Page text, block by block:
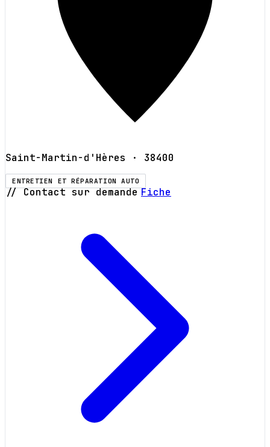
Saint-Martin-d'Hères · 38400
ENTRETIEN ET RÉPARATION AUTO
// Contact sur demande Fiche